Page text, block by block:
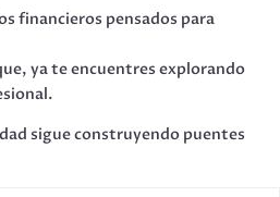
financieros pensados para
ya te encuentres explorando
sigue construyendo puentes